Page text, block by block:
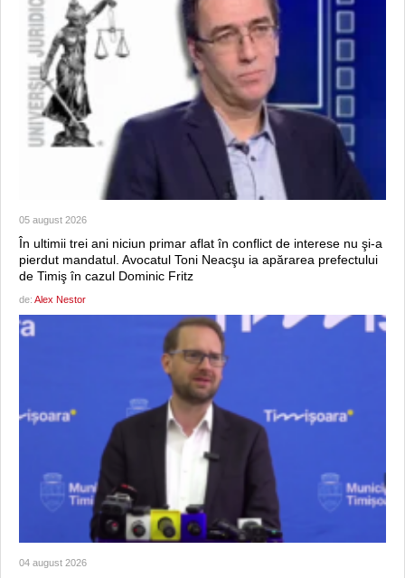
05 august 2026
În ultimii trei ani niciun primar aflat în conflict de interese nu şi-a
pierdut mandatul. Avocatul Toni Neacşu ia apărarea prefectului
de Timiş în cazul Dominic Fritz
de: Alex Nestor
04 august 2026